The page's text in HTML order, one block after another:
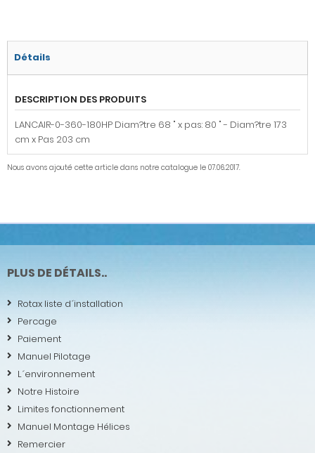
Détails
DESCRIPTION DES PRODUITS
LANCAIR-0-360-180HP Diam?tre 68 " x pas: 80 " - Diam?tre 173
cm x Pas 203 cm
Nous avons ajouté cette article dans notre catalogue le 07.06.2017.
PLUS DE DÉTAILS..
Rotax liste d´installation
Percage
Paiement
Manuel Pilotage
L´environnement
Notre Histoire
Limites fonctionnement
Manuel Montage Hélices
Remercier